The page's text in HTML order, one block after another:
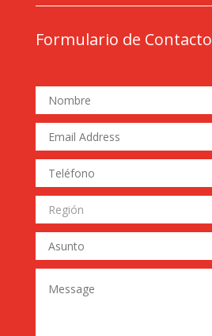
Formulario de Contacto